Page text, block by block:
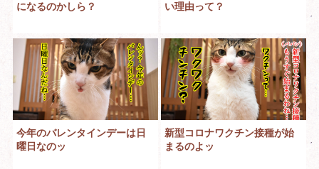
になるのかしら？
い理由って？
今年のバレンタインデーは日
曜日なのッ
新型コロナワクチン接種が始
まるのよッ